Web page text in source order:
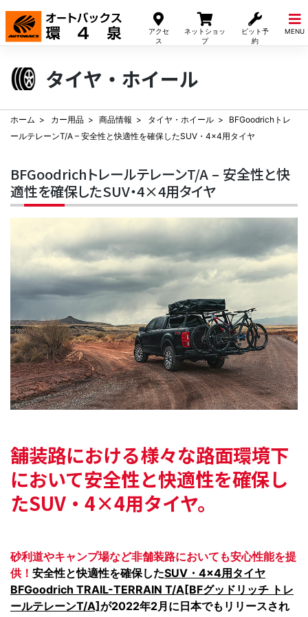
アクセ
ス
ネットショッ
プ
ピット予
約
MENU
Skip
content
タイヤ・ホイール
ホーム カー用品 商品情報 タイヤ・ホイール
BFGoodrichトレ
ールテレーンT/A – 安全性と快適性を確保したSUV・4×4用タイヤ
BFGoodrichトレールテレーンT/A – 安全性と快
適性を確保したSUV・4×4用タイヤ
舗装路における様々な路面環境下
において安全性と快適性を確保し
たSUV・4×4用タイヤ。
砂利道やキャンプ場など非舗装路においても安心性能を提
供！ 安全性と快適性を確保したSUV・4×4用タイヤ
BFGoodrich TRAIL-TERRAIN T/A[BFグッドリッチ トレ
ールテレーンT/A]が2022年2月に日本でもリリースされ